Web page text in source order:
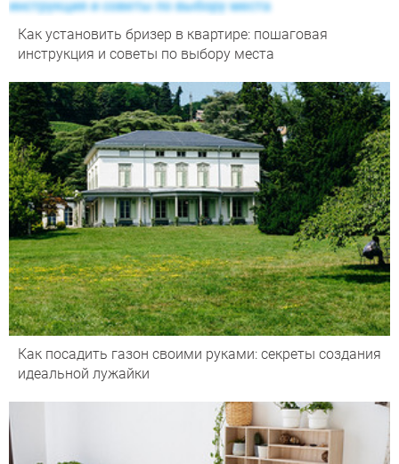
Как установить бризер в квартире: пошаговая
инструкция и советы по выбору места
Как посадить газон своими руками: секреты создания
идеальной лужайки